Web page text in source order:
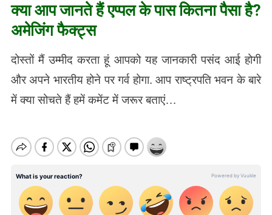
क्या आप जानते हैं एप्पल के पास कितना पैसा है?
अमेजिंग फैक्ट्स
दोस्तों मैं उम्मीद करता हूं आपको यह जानकारी पसंद आई होगी
और अपने भारतीय होने पर गर्व होगा. आप राष्ट्रपति भवन के बारे
में क्या सोचते हैं हमें कमेंट में जरूर बताएं…